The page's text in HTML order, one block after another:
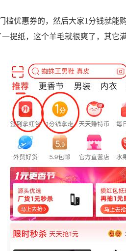
优惠券的，然后大家1分钱就能
提纸，这个羊毛就很爽了，其它